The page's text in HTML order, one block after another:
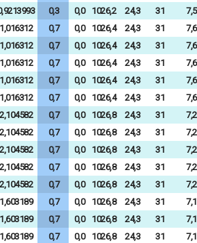
0,3 0,0 1026,2 24,3 31
7,5
1,016312 0,7 0,0 1026,4 24,3 31
7,6
1,016312 0,7 0,0 1026,4 24,3 31
7,6
1,016312 0,7 0,0 1026,4 24,3 31
7,6
1,016312 0,7 0,0 1026,4 24,3 31
7,6
1,016312 0,7 0,0 1026,4 24,3 31
7,6
2,104582 0,7 0,0 1026,8 24,3 31
7,2
2,104582 0,7 0,0 1026,8 24,3 31
7,2
2,104582 0,7 0,0 1026,8 24,3 31
7,2
2,104582 0,7 0,0 1026,8 24,3 31
7,2
2,104582 0,7 0,0 1026,8 24,3 31
7,2
1,603189 0,7 0,0 1026,8 24,3 31
7,1
1,603189 0,7 0,0 1026,8 24,3 31
7,1
1,603189 0,7 0,0 1026,8 24,3 31
7,1